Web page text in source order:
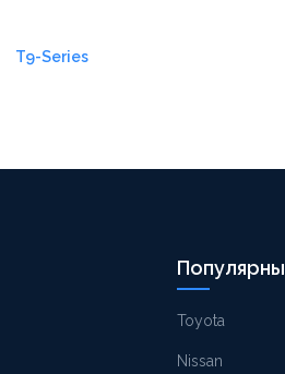
T9-Series
Toyota
Nissan